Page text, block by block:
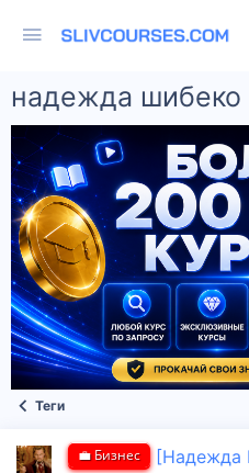
надежда шибеко
Теги
💼 Бизнес
[Надежда